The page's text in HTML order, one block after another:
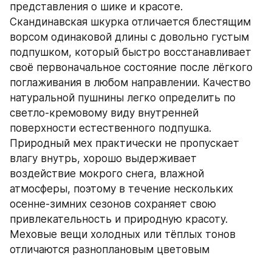
представления о шике и красоте.
Скандинавская шкурка отличается блестящим
ворсом одинаковой длины с довольно густым
подпушком, который быстро восстанавливает
своё первоначальное состояние после лёгкого
поглаживания в любом направлении. Качество
натуральной пушнины легко определить по
светло-кремовому виду внутренней
поверхности естественного подпушка.
Природный мех практически не пропускает
влагу внутрь, хорошо выдерживает
воздействие мокрого снега, влажной
атмосферы, поэтому в течение нескольких
осенне-зимних сезонов сохраняет свою
привлекательность и природную красоту.
Меховые вещи холодных или тёплых тонов
отличаются разноплановым цветовым